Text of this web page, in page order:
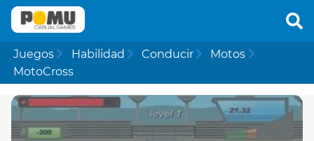
Juegos Habilidad Conducir
Motos
MotoCross